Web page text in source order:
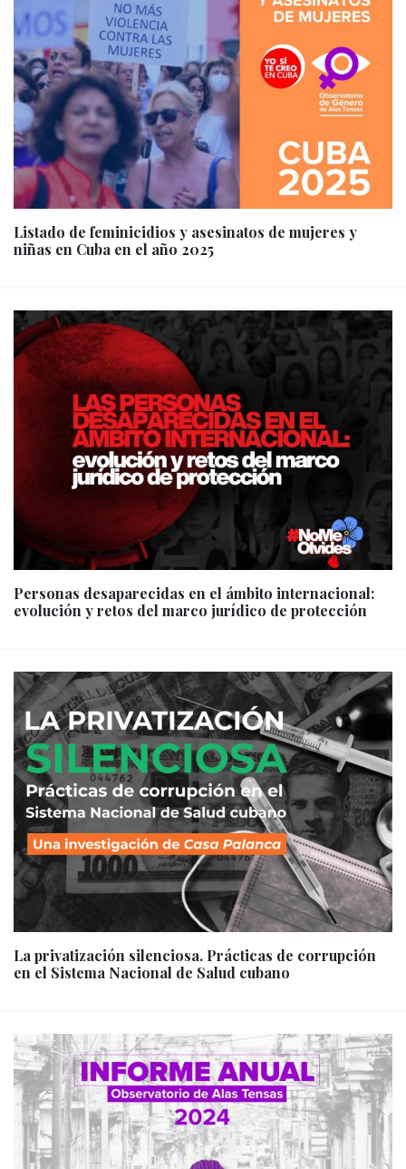
Listado de feminicidios y asesinatos de mujeres y
niñas en Cuba en el año 2025
Personas desaparecidas en el ámbito internacional:
evolución y retos del marco jurídico de protección
La privatización silenciosa. Prácticas de corrupción
en el Sistema Nacional de Salud cubano